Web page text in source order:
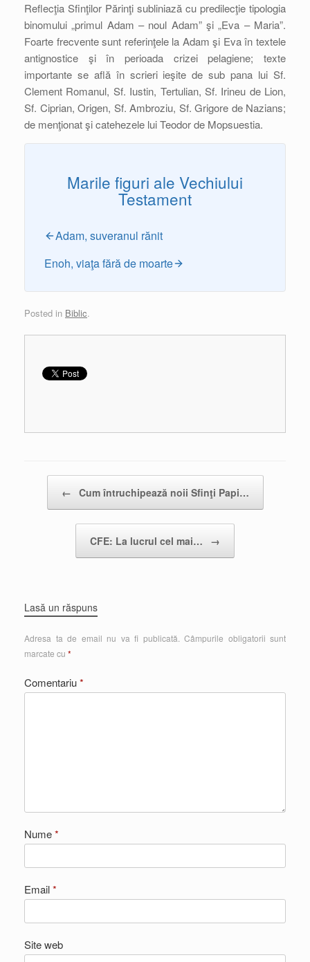
Reflecţia Sfinţilor Părinţi subliniază cu predilecţie tipologia
binomului „primul Adam – noul Adam” şi „Eva – Maria”.
Foarte frecvente sunt referinţele la Adam şi Eva în textele
antignostice şi în perioada crizei pelagiene; texte
importante se află în scrieri ieşite de sub pana lui Sf.
Clement Romanul, Sf. Iustin, Tertulian, Sf. Irineu de Lion,
Sf. Ciprian, Origen, Sf. Ambroziu, Sf. Grigore de Nazians;
de menţionat şi catehezele lui Teodor de Mopsuestia.
Marile figuri ale Vechiului
Testament
Adam, suveranul rănit
Enoh, viaţa fără de moarte
Posted in Biblic.
← Cum întruchipează noii Sfinţi Papi…
CFE: La lucrul cel mai… →
Lasă un răspuns
Adresa ta de email nu va fi publicată. Câmpurile obligatorii sunt
marcate cu *
Comentariu*
Nume*
Email*
Site web